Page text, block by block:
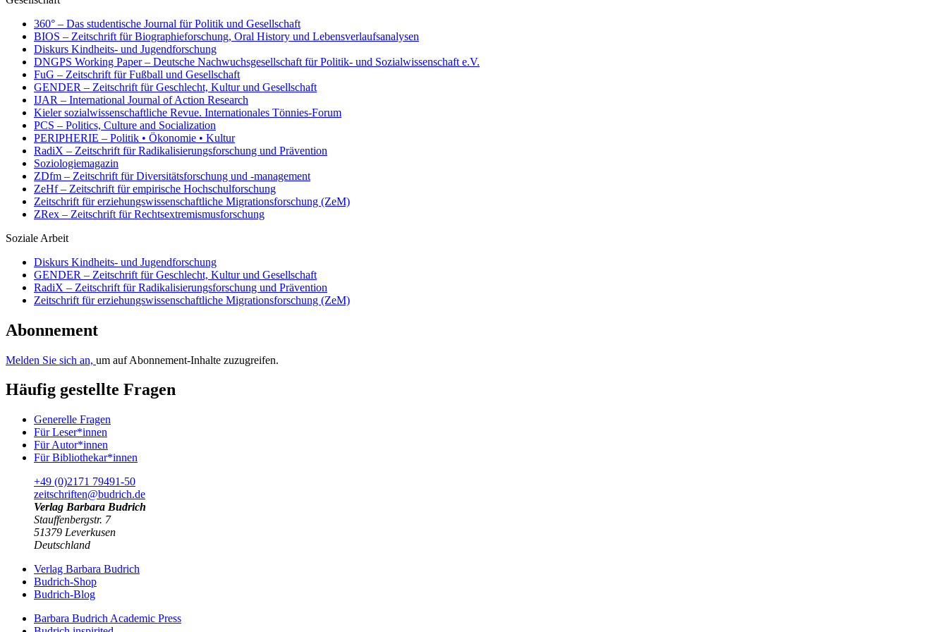
360° – Das studentische Journal für Politik und Gesellschaft
BIOS – Zeitschrift für Biographieforschung, Oral History und Lebensverlaufsanalysen
Diskurs Kindheits- und Jugendforschung
DNGPS Working Paper – Deutsche Nachwuchsgesellschaft für Politik- und Sozialwissenschaft e.V.
FuG – Zeitschrift für Fußball und Gesellschaft
GENDER – Zeitschrift für Geschlecht, Kultur und Gesellschaft
IJAR – International Journal of Action Research
Kieler sozialwissenschaftliche Revue. Internationales Tönnies-Forum
PCS – Politics, Culture and Socialization
PERIPHERIE – Politik • Ökonomie • Kultur
RadiX – Zeitschrift für Radikalisierungsforschung und Prävention
Soziologiemagazin
ZDfm – Zeitschrift für Diversitätsforschung und -management
ZeHf – Zeitschrift für empirische Hochschulforschung
Zeitschrift für erziehungswissenschaftliche Migrationsforschung (ZeM)
ZRex – Zeitschrift für Rechtsextremismusforschung
Soziale Arbeit
Diskurs Kindheits- und Jugendforschung
GENDER – Zeitschrift für Geschlecht, Kultur und Gesellschaft
RadiX – Zeitschrift für Radikalisierungsforschung und Prävention
Zeitschrift für erziehungswissenschaftliche Migrationsforschung (ZeM)
Abonnement
Melden Sie sich an, um auf Abonnement-Inhalte zuzugreifen.
Häufig gestellte Fragen
Generelle Fragen
Für Leser*innen
Für Autor*innen
Für Bibliothekar*innen
+49 (0)2171 79491-50
zeitschriften@budrich.de
Verlag Barbara Budrich
Stauffenbergstr. 7
51379 Leverkusen
Deutschland
Verlag Barbara Budrich
Budrich-Shop
Budrich-Blog
Barbara Budrich Academic Press